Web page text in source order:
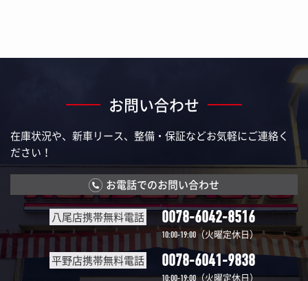
お問い合わせ
在庫状況や、新車リース、整備・保証などお気軽にご連絡く
ださい！
お電話でのお問い合わせ
八尾店携帯無料電話 0078-6042-8516
10:00-19:00 （火曜定休日）
平野店携帯無料電話 0078-6041-9838
10:00-19:00（火曜定休日）